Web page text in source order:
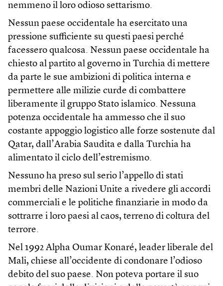
nemmeno il loro odioso settarismo.
Nessun paese occidentale ha esercitato una
pressione sufficiente su questi paesi perché
facessero qualcosa. Nessun paese occidentale ha
chiesto al partito al governo in Turchia di mettere
da parte le sue ambizioni di politica interna e
permettere alle milizie curde di combattere
liberamente il gruppo Stato islamico. Nessuna
potenza occidentale ha ammesso che il suo
costante appoggio logistico alle forze sostenute dal
Qatar, dall’Arabia Saudita e dalla Turchia ha
alimentato il ciclo dell’estremismo.
Nessuno ha preso sul serio l’appello di stati
membri delle Nazioni Unite a rivedere gli accordi
commerciali e le politiche finanziarie in modo da
sottrarre i loro paesi al caos, terreno di coltura del
terrore.
Nel 1992 Alpha Oumar Konaré, leader liberale del
Mali, chiese all’occidente di condonare l’odioso
debito del suo paese. Non poteva portare il suo